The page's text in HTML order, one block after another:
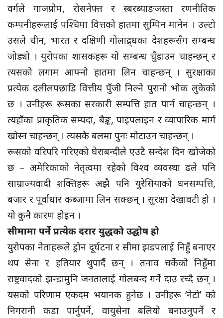
वर्गले गाजप्रोम, रोसनेफ्त र स्बरब्याङजस्ता रणनीतिक
कम्पनीहरूलाई पश्चिमा वित्तको हातमा सुम्पिन मानेन । उल्टो
उसले चीन, भारत र दक्षिणी गोलाद्र्धका देशहरूसँग सम्बन्ध
जोड्यो । युरोपका शासकहरू यो सम्बन्ध चुँडाउन चाहन्छन् र
त्यसको लगाम आफ्नो हातमा लिन चाहन्छन् । सुरक्षाका
प्रत्येक दलीलपछाडि वित्तीय पुँजी निल्ने पुरानो भोक लुकेको
छ । उनीहरू रूसका सरकारी सम्पत्ति हात पार्न चाहन्छन् ।
त्यहाँका प्राकृतिक सम्पदा, बैङ्क, पाइपलाइन र व्यापारिक मार्ग
खोस्न चाहन्छन् । त्यसकै बलमा पुनः मोटाउन चाहन्छन् ।
रूसको वरिपरि गरिएको घेराबन्दीले एउटै सन्देश दिन खोजेको
छ – अमेरिकाको नेतृत्वमा रहेको विश्व व्यवस्था ढले पनि
साम्राज्यवादी शक्तिहरू अझै पनि युरेसियाको धनसम्पत्ति,
बजार र पूर्वाधार कब्जामा लिन सक्छन् । सुरक्षा देखावटी हो ।
यो कुनै कारण होइन ।
सीमामा पर्ने प्रत्येक दरार युद्धको उद्घोष हो
युरोपका नेताहरूले ड्रोन दूर्घटना र सीमा झडपलाई निहुँ बनाएर
थप सेना र हतियार थुपार्दै छन् । तनाव चर्केको निहुँमा
राष्ट्रवादको झन्डामुनि जनतालाई गोलबन्द गर्ने दाउ रच्दै छन् ।
यसको परिणाम एकदम भयानक हुनेछ । उनीहरू ‘नेटो’ को
निगरानी कडा पार्नुपर्ने, वायुसेना बलियो बनाउनुपर्ने र